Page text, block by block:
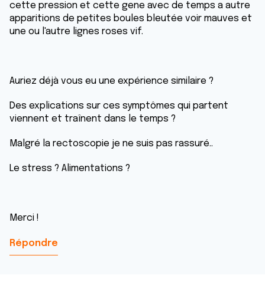
cette pression et cette gene avec de temps a autre
apparitions de petites boules bleutée voir mauves et
une ou l'autre lignes roses vif.
Auriez déjà vous eu une expérience similaire ?
Des explications sur ces symptômes qui partent
viennent et traînent dans le temps ?
Malgré la rectoscopie je ne suis pas rassuré..
Le stress ? Alimentations ?
Merci !
Répondre